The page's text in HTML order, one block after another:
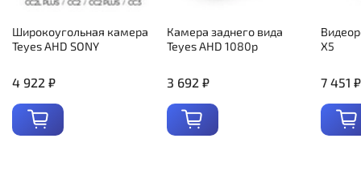
Широкоугольная камера
Teyes AHD SONY
4 922 ₽
Камера заднего вида
Teyes AHD 1080p
3 692 ₽
X5
7 451 ₽